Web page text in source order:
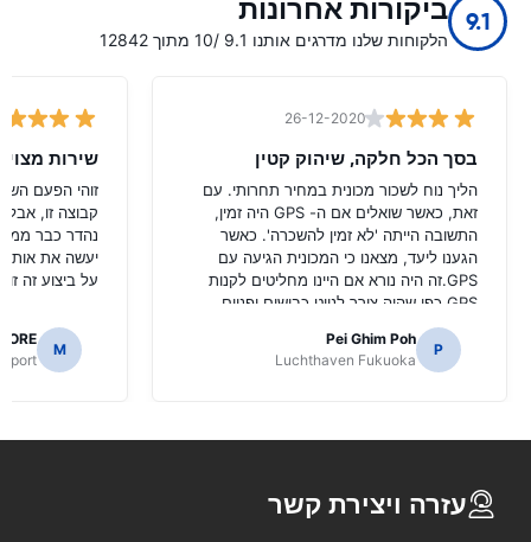
9.1 ביקורות אחרונות
הלקוחות שלנו מדרגים אותנו 9.1 /10 מתוך 12842
26-12-2020
בסך הכל חלקה, שיהוק קטין
הליך נוח לשכור מכונית במחיר תחרותי. עם
זאת, כאשר שואלים אם ה- GPS היה זמין,
התשובה הייתה 'לא זמין להשכרה'. כאשר
הגענו ליעד, מצאנו כי המכונית הגיעה עם
GPS.זה היה נורא אם היינו מחליטים לקנות
GPS כפי שהיה צורך לנווט כבישים יפניים.
P
Pei Ghim Poh
Luchthaven Fukuoka
שירות מצוין
זוהי הפעם
קבוצה זו, אבל
נהדר כבר
יעשה את אותו
על ביצוע זה
M
עזרה ויצירת קשר